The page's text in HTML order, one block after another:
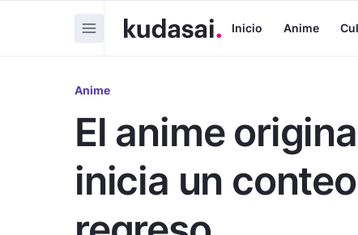
Inicio Anime
Anime
El anime
inicia un